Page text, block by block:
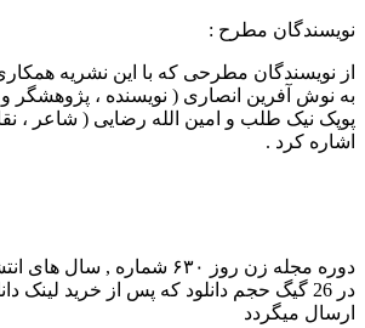
نویسندگان مطرح :
از نویسندگان مطرحی که با این نشریه
به نوش آفرین انصاری ( نویسنده ، پژوهشگر و
پوپک نیک طلب و امین الله رضایی ( شاعر ،
اشاره کرد .
در 26 گیگ حجم دانلود که پس از خرید لینک
ارسال میگردد